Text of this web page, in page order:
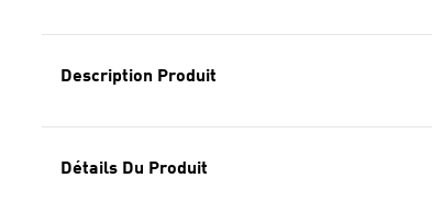
Description Produit
Détails Du Produit